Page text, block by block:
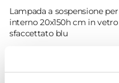
Effetto legno
Materiale Piano
Lampada a sospensione per
interno 20x150h cm in vetro
sfaccettato blu
€ 42,00